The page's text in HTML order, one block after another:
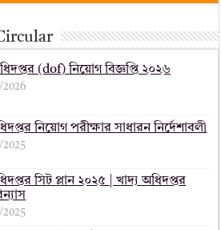
(dof) নিয়োগ বিজ্ঞপ্তি ২০২৬
2026
নিয়োগ পরীক্ষার সাধারন নির্দেশাবলী
2025
সিট প্লান ২০২৫ | খাদ্য অধিদপ্তর
2025